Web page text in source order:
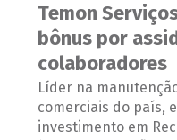
Temon
bônus por
colaboradores
Líder na
comerciais do país,
investimento em